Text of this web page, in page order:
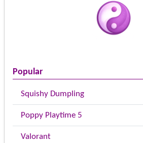
Popular
Squishy Dumpling
Poppy Playtime 5
Valorant